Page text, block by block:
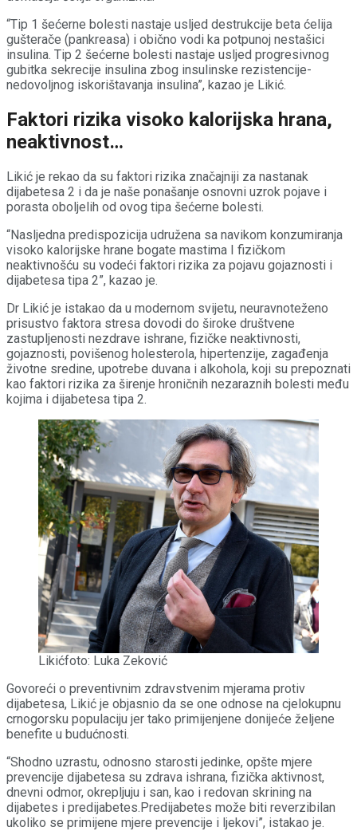
“Tip 1 šećerne bolesti nastaje usljed destrukcije beta ćelija
gušterače (pankreasa) i obično vodi ka potpunoj nestašici
insulina. Tip 2 šećerne bolesti nastaje usljed progresivnog
gubitka sekrecije insulina zbog insulinske rezistencije-
nedovoljnog iskorištavanja insulina”, kazao je Likić.
Faktori rizika visoko kalorijska hrana,
neaktivnost…
Likić je rekao da su faktori rizika značajniji za nastanak
dijabetesa 2 i da je naše ponašanje osnovni uzrok pojave i
porasta oboljelih od ovog tipa šećerne bolesti.
“Nasljedna predispozicija udružena sa navikom konzumiranja
visoko kalorijske hrane bogate mastima I fizičkom
neaktivnošću su vodeći faktori rizika za pojavu gojaznosti i
dijabetesa tipa 2”, kazao je.
Dr Likić je istakao da u modernom svijetu, neuravnoteženo
prisustvo faktora stresa dovodi do široke društvene
zastupljenosti nezdrave ishrane, fizičke neaktivnosti,
gojaznosti, povišenog holesterola, hipertenzije, zagađenja
životne sredine, upotrebe duvana i alkohola, koji su prepoznati
kao faktori rizika za širenje hroničnih nezaraznih bolesti među
kojima i dijabetesa tipa 2.
Likićfoto: Luka Zeković
Govoreći o preventivnim zdravstvenim mjerama protiv
dijabetesa, Likić je objasnio da se one odnose na cjelokupnu
crnogorsku populaciju jer tako primijenjene donijeće željene
benefite u budućnosti.
“Shodno uzrastu, odnosno starosti jedinke, opšte mjere
prevencije dijabetesa su zdrava ishrana, fizička aktivnost,
dnevni odmor, okrepljuju i san, kao i redovan skrining na
dijabetes i predijabetes.Predijabetes može biti reverzibilan
ukoliko se primijene mjere prevencije i ljekovi”, istakao je.